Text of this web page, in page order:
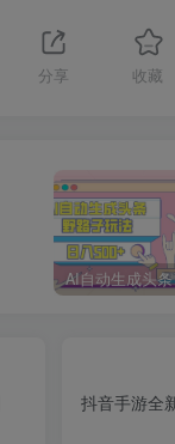
分享 收藏
抖音手游全